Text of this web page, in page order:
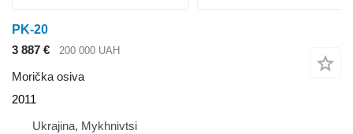
PK-20
3 887 €
200 000 UAH
Morička osiva
2011
Ukrajina, Mykhnivtsi